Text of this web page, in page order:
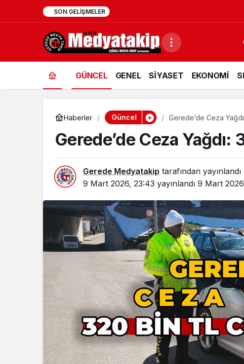
SON GELIŞMELER
GÜNCEL GENEL SİYASET EKONOMİ
Haberler Güncel Gerede’de Ceza
Gerede’de Ceza
Gerede Medyatakip tarafından yayınlandı
9 Mart 2026, 23:43 yayınlandı 9 Mart
Spor
Boluspor
Vites Yükseltti